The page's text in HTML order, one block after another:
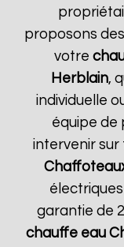
proposons
votre
Herblain,
individuelle
équipe de
intervenir
garantie de
chauffe eau